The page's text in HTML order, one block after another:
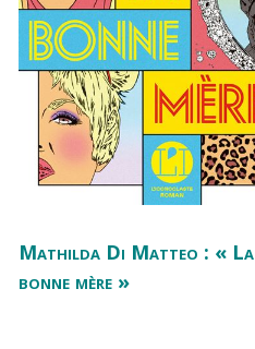
Mathilda Di Matteo : « La
bonne mère »